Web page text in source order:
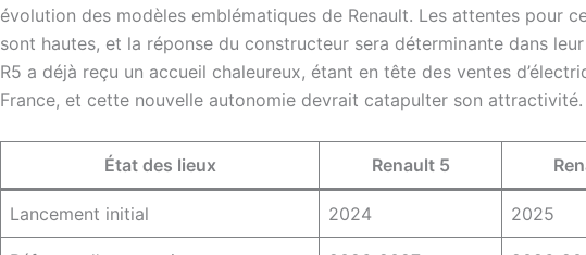
évolution des modèles emblématiques de Renault. Les attentes pour
sont hautes, et la réponse du constructeur sera déterminante dans
R5 a déjà reçu un accueil chaleureux, étant en tête des ventes
France, et cette nouvelle autonomie devrait catapulter son attractivité.
État des lieux Renault 5
Lancement initial 2024 2025